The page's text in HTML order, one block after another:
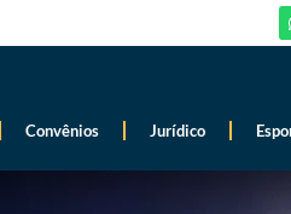
Convênios Jurídico